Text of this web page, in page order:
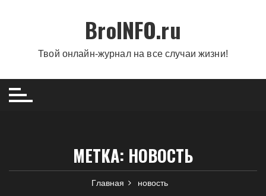
BroINFO.ru
Твой онлайн-журнал на все случаи жизни!
МЕТКА: НОВОСТЬ
Главная новость